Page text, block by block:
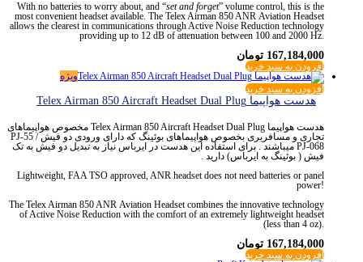
With no batteries to worry about, and “set and forget” volume control, this is the
most convenient headset available. The Telex Airman 850ANR Aviation Headset
allows the clearest in communications throughActive Noise Reduction technology
providing up to 12 dB of attenuation between 100 and 2000 Hz.
167,184,000 تومان
افزودن به سبد خرید
ویژه
افزودن به سبد خرید
هدست هواپیما Telex Airman 850 Aircraft Headset Dual Plug
هدست هواپیما Telex Airman 850 Aircraft Headset Dual Plug مخصوص هواپیماهای
تجاری و مسافربری بخصوص هواپیماهای بوئینگ که دارای ورودی دو فیش PJ-55 /
PJ-068 میباشند . برای استفاده این هدست در ایرباس نیاز به تبدیل دو فیش به تک
فیش ( بوئینگ به ایرباس) دارید .
Lightweight, FAATSO approved,ANR headset does not need batteries or panel
power!
The Telex Airman 850ANR Aviation Headset combines the innovative technology
ofActive Noise Reduction with the comfort of an extremely lightweight headset
(less than 4 oz).
167,184,000 تومان
افزودن به سبد خرید